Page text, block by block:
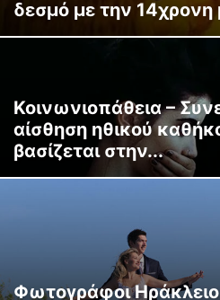
δεσμό με την 14χρονη
Κοινωνιοπάθεια –
αίσθηση ηθικού
βασίζεται στην...
Φωτογράφοι